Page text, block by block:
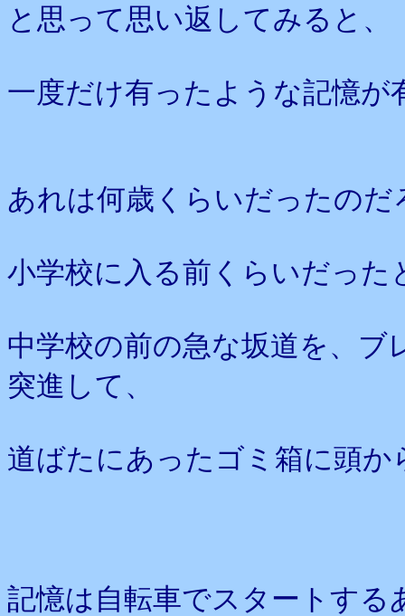
と思って思い返してみると、
一度だけ有ったような記憶が
あれは何歳くらいだったのだ
小学校に入る前くらいだった
中学校の前の急な坂道を、
突進して、
道ばたにあったゴミ箱に頭
記憶は自転車でスタートする